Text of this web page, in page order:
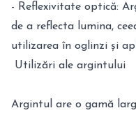
- Reflexivitate optică:
de a reflecta lumina,
utilizarea în oglinzi și
Utilizări ale argintului
Argintul are o gamă